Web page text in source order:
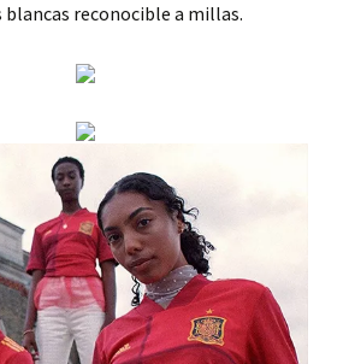
reconocible a millas.